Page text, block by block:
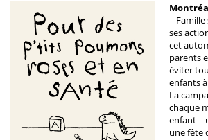
–
ses
cet
parents
éviter
enfants
La
chaque
enfant –
une fête